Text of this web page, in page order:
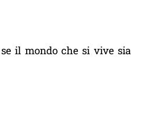
il mondo che si vive sia